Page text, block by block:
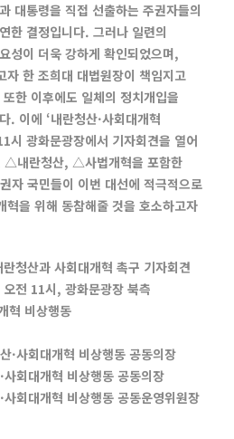
대통령을 직접 선출하는 주권자들의
한 결정입니다. 그러나 일련의
성이 더욱 강하게 확인되었으며,
자 한 조희대 대법원장이 책임지고
한 이후에도 일체의 정치개입을
. 이에 ‘내란청산·사회대개혁
시 광화문광장에서 기자회견을 열어
△내란청산, △사법개혁을 포함한
자 국민들이 이번 대선에 적극적으로
혁을 위해 동참해줄 것을 호소하고자
청산과 사회대개혁 촉구 기자회견
전 11시, 광화문광장 북측
혁 비상행동
·사회대개혁 비상행동 공동의장
회대개혁 비상행동 공동의장
회대개혁 비상행동 공동운영위원장